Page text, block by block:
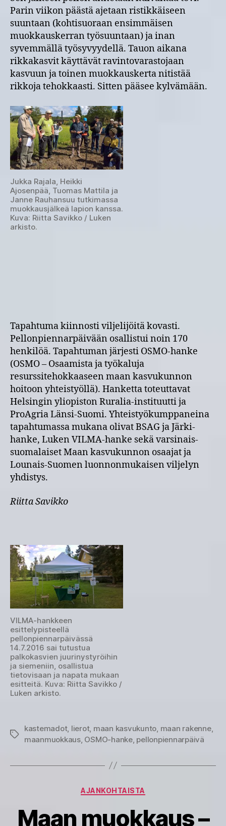
Parin viikon päästä ajetaan ristikkäiseen
suuntaan (kohtisuoraan ensimmäisen
muokkauskerran työsuuntaan) ja inan
syvemmällä työsyvyydellä. Tauon aikana
rikkakasvit käyttävät ravintovarastojaan
kasvuun ja toinen muokkauskerta nitistää
rikkoja tehokkaasti. Sitten pääsee kylvämään.
Jukka Rajala, Heikki
Ajosenpää, Tuomas Mattila ja
Janne Rauhansuu tutkimassa
muokkausjälkeä lapion kanssa.
Kuva: Riitta Savikko / Luken
arkisto.
Tapahtuma kiinnosti viljelijöitä kovasti.
Pellonpiennarpäivään osallistui noin 170
henkilöä. Tapahtuman järjesti OSMO-hanke
(OSMO – Osaamista ja työkaluja
resurssitehokkaaseen maan kasvukunnon
hoitoon yhteistyöllä). Hanketta toteuttavat
Helsingin yliopiston Ruralia-instituutti ja
ProAgria Länsi-Suomi. Yhteistyökumppaneina
tapahtumassa mukana olivat BSAG ja Järki-
hanke, Luken VILMA-hanke sekä varsinais-
suomalaiset Maan kasvukunnon osaajat ja
Lounais-Suomen luonnonmukaisen viljelyn
yhdistys.
Riitta Savikko
VILMA-hankkeen
esittelypisteellä
pellonpiennarpäivässä
14.7.2016 sai tutustua
palkokasvien juurinystyröihin
ja siemeniin, osallistua
tietovisaan ja napata mukaan
esitteitä. Kuva: Riitta Savikko /
Luken arkisto.
Avainsanat
kastemadot, lierot, maan kasvukunto maan rakenne,
maanmuokkaus, OSMO-hanke, pellonpiennarpäivä
Kategoriat
AJANKOHTAISTA
Maan muokkaus –